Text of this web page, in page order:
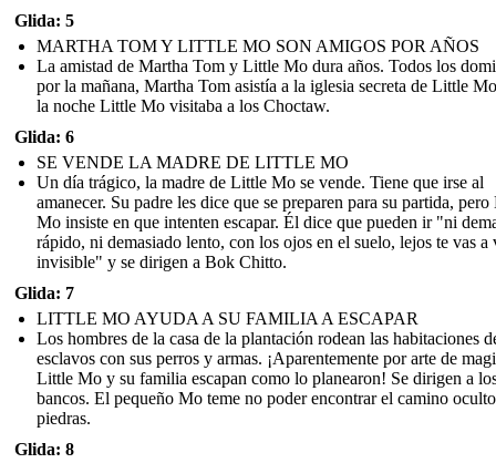
Glida: 5
MARTHA TOM Y LITTLE MO SON AMIGOS POR AÑOS
La amistad de Martha Tom y Little Mo dura años. Todos los
por la mañana, Martha Tom asistía a la iglesia secreta de Little
la noche Little Mo visitaba a los Choctaw.
Glida: 6
SE VENDE LA MADRE DE LITTLE MO
Un día trágico, la madre de Little Mo se vende. Tiene que irse al
amanecer. Su padre les dice que se preparen para su partida,
Mo insiste en que intenten escapar. Él dice que pueden ir "ni
rápido, ni demasiado lento, con los ojos en el suelo, lejos te vas a
invisible" y se dirigen a Bok Chitto.
Glida: 7
LITTLE MO AYUDA A SU FAMILIA A ESCAPAR
Los hombres de la casa de la plantación rodean las habitaciones
esclavos con sus perros y armas. ¡Aparentemente por arte de
Little Mo y su familia escapan como lo planearon! Se dirigen a
bancos. El pequeño Mo teme no poder encontrar el camino
piedras.
Glida: 8